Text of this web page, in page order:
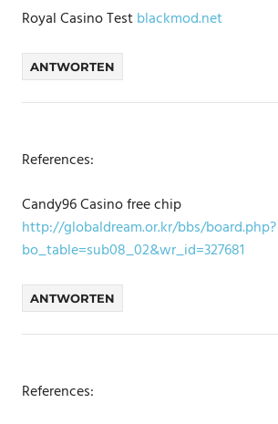
Royal Casino Testblackmod.net
ANTWORTEN
References:
Candy96 Casino free chip
http://globaldream.or.kr/bbs/board.php?
bo_table=sub08_02&wr_id=327681
ANTWORTEN
References: